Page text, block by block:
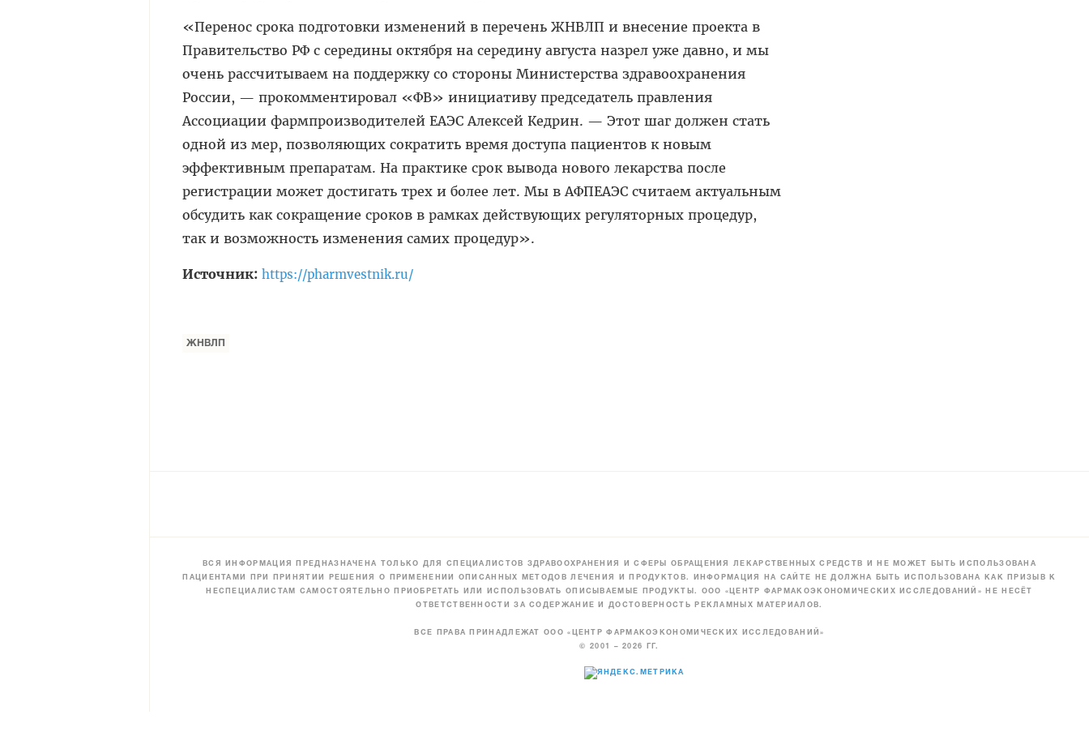
«Перенос срока подготовки изменений в перечень ЖНВЛП и внесение проекта в
Правительство РФ с середины октября на середину августа назрел уже давно, и мы
очень рассчитываем на поддержку со стороны Министерства здравоохранения
России, — прокомментировал «ФВ» инициативу председатель правления
Ассоциации фармпроизводителей ЕАЭС Алексей Кедрин. — Этот шаг должен стать
одной из мер, позволяющих сократить время доступа пациентов к новым
эффективным препаратам. На практике срок вывода нового лекарства после
регистрации может достигать трех и более лет. Мы в АФПЕАЭС считаем актуальным
обсудить как сокращение сроков в рамках действующих регуляторных процедур,
так и возможность изменения самих процедур».
Источник: https://pharmvestnik.ru/
ЖНВЛП
ВСЯ ИНФОРМАЦИЯ ПРЕДНАЗНАЧЕНА ТОЛЬКО ДЛЯ СПЕЦИАЛИСТОВ ЗДРАВООХРАНЕНИЯ И СФЕРЫ ОБРАЩЕНИЯ ЛЕКАРСТВЕННЫХ СРЕДСТВ И НЕ МОЖЕТ БЫТЬ ИСПОЛЬЗОВАНА
ПАЦИЕНТАМИ ПРИ ПРИНЯТИИ РЕШЕНИЯ О ПРИМЕНЕНИИ ОПИСАННЫХ МЕТОДОВ ЛЕЧЕНИЯ И ПРОДУКТОВ. ИНФОРМАЦИЯ НА САЙТЕ НЕ ДОЛЖНА БЫТЬ ИСПОЛЬЗОВАНА КАК ПРИЗЫВ К
НЕСПЕЦИАЛИСТАМ САМОСТОЯТЕЛЬНО ПРИОБРЕТАТЬ ИЛИ ИСПОЛЬЗОВАТЬ ОПИСЫВАЕМЫЕ ПРОДУКТЫ. ООО «ЦЕНТР ФАРМАКОЭКОНОМИЧЕСКИХ ИССЛЕДОВАНИЙ» НЕ НЕСЁТ
ОТВЕТСТВЕННОСТИ ЗА СОДЕРЖАНИЕ И ДОСТОВЕРНОСТЬ РЕКЛАМНЫХ МАТЕРИАЛОВ.
ВСЕ ПРАВА ПРИНАДЛЕЖАТ ООО «ЦЕНТР ФАРМАКОЭКОНОМИЧЕСКИХ ИССЛЕДОВАНИЙ»
© 2001 – 2026 ГГ.